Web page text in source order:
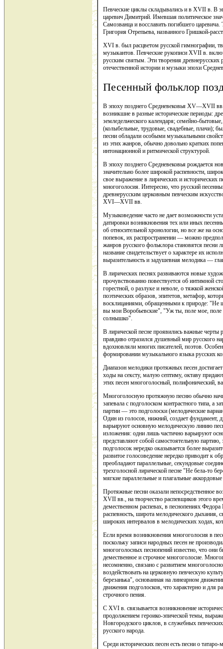
Певческие циклы складывались и в XVII в. В
царевич Димитрий. Имевшая политическое
Самозванца и восславить погибшего
Григория Отрепьева, названного Гришкой-
XVI в. был расцветом русской гимнографии,
музыкантов. Певческие рукописи XVII в.
русским святым. Эти творения
отечественной истории и музыки эпохи
Песенный фольклор
В эпоху позднего Средневековья XV—XVII
возникшие в разные исторические периоды:
земледельческого календаря; семейно-
(колыбельные, трудовые, свадебные, плачи);
песни обладали особыми музыкальными
из этих жанров, обычно довольно кратких
интонационной и ритмической структурой.
В эпоху позднего Средневековья рождается
значительно более широкой распевности,
свое выражение в лирических и исторических
многоголосия. Интересно, что русский
древнерусским церковным певческим
XVI—XVII вв.
Музыковедение часто не дает возможности
датировки возникновения тех или иных
об относительной хронологии, но все же на
попевок, их распространении — можно
жанров русского фольклора становятся
название свидетельствует о характере их
выразительность и задушевная мелодика —
В лирических песнях развиваются новые
прочувствованно повествуется об интимной
горестной, о разлуке и неволе, о тяжкой
поэтических образов, эпитетов, метафор,
восклицаниями, обращенными к природе:
вы мои Воробьевские", "Уж ты, поле мое, поле
солнышко".
В лирической песне проявились важные черты
правдиво отразился душевный мир русского
вдохновляли многих писателей, поэтов.
формировании музыкального языка русских
Диапазон мелодики протяжных песен
ходы на сексту, малую септиму, октаву
этих песен многоголосный, полифонический,
Многоголосную протяжную песню обычно
запевала с подголоском контрастного типа, а
партии — это подголоски (мелодические
Один из голосов, нижний, создает фундамент,
варьируют основную мелодическую линию
изложения: одни лишь частично варьируют
представляют собой самостоятельную
подголосок нередко оказывается более
развитое голосоведение нередко приводит к
преобладают параллельные, секундовые
трехголосной лирической песне "Не бела-то
мягкие параллельные и плагальные
Протяжные песни оказали непосредственное
XVII вв., на творчество распевщиков этого
демественном распевах, в песнопениях Федора
распевность, широта мелодического дыхания,
широких интервалов в мелодических ходах,
Если время возникновения многоголосия в
поскольку записи народных песен не
многоголосных песнопений известно, что
демественное и строчное многоголосие.
несомненно, связано с развитием
воздействовать на церковную певческую
березанька", основанная на линеарном
движения подголосков, что характерно и для
строчного пения.
С XVI в. связывается возникновение
продолжением героико-эпической темы,
Новгородского циклов, в служебных
русского народа.
Среди исторических песен есть песни о